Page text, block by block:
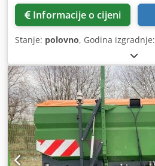
Informacije o cijeni
Stanje: polovno, Godina izgradnje: